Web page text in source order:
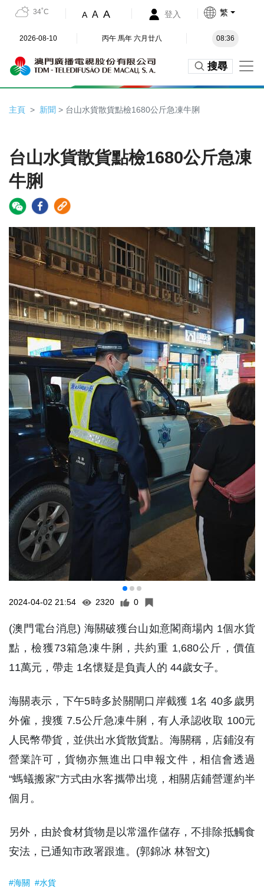
34˚C A A A 登入 繁
2026-08-10 丙午 馬年 六月廿八 08:36
搜尋
主頁 新聞 > 台山水貨散貨點檢1680公斤急凍牛脷
台山水貨散貨點檢1680公斤急凍
牛脷
2024-04-02 21:54 2320 0
(澳門電台消息) 海關破獲台山如意閣商場內 1個水貨
點，檢獲73箱急凍牛脷，共約重 1,680公斤，價值
11萬元，帶走 1名懷疑是負責人的 44歲女子。
海關表示，下午5時多於關閘口岸截獲 1名 40多歲男
外僱，搜獲 7.5公斤急凍牛脷，有人承認收取 100元
人民幣帶貨，並供出水貨散貨點。海關稱，店鋪沒有
營業許可，貨物亦無進出口申報文件，相信會透過
“螞蟻搬家”方式由水客攜帶出境，相關店鋪營運約半
個月。
另外，由於食材貨物是以常溫作儲存，不排除抵觸食
安法，已通知市政署跟進。(郭錦冰 林智文)
#海關 #水貨